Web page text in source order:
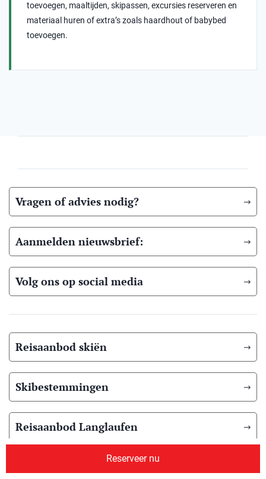
toevoegen, maaltijden, skipassen, excursies reserveren en
materiaal huren of extra’s zoals haardhout of babybed
toevoegen.
Reserveer nu
Vragen of advies nodig?
Aanmelden nieuwsbrief:
Volg ons op social media
Reisaanbod skiën
Skibestemmingen
Reisaanbod Langlaufen
Langlauf bestemmingen